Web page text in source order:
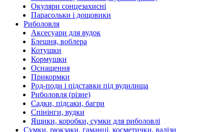
Окуляри сонцезахисні
Парасольки і дощовики
Риболовля
Аксесуари для вудок
Блешня, воблера
Котушки
Кормушки
Оснащення
Прикормки
Род-поди і підставки під вудилища
Риболовля (різне)
Садки, підсаки, багри
Спінінги, вудки
Ящики, коробки, сумки для риболовлі
Сумки, рюкзаки, гаманці, косметички, валізи